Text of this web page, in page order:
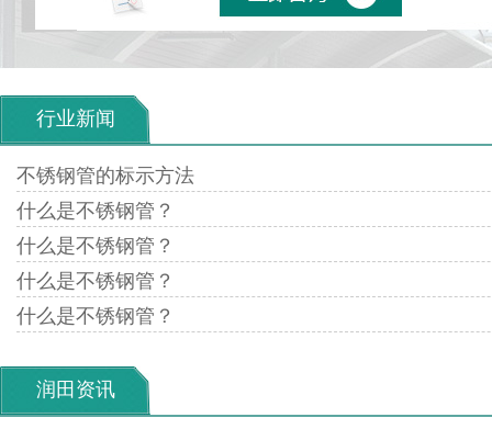
行业新闻
不锈钢管的标示方法
什么是不锈钢管？
什么是不锈钢管？
什么是不锈钢管？
什么是不锈钢管？
润田资讯
问
为什么不锈钢无磁性”的结论是错误的。
答
为什么不锈钢无磁性”的结论是错误的。
不锈钢到底会不会生锈?用户都会这个问题 产生困惑，是不是生
当不锈钢管...